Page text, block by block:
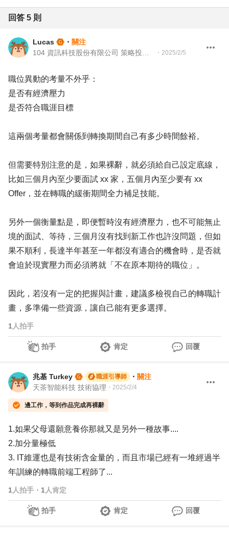
回答 5 則
Lucas ・ 關注
・ 2025/2/5
職位異動的考量不外乎：
是否有經濟壓力
是否符合職涯目標
這兩個考量都會關係到轉換期間自己有多少時間餘裕。
但需要特別注意的是，如果裸辭，就必須給自己設定底線，
比如三個月內至少要面試 xx 家，五個月內至少要有 xx
Offer，並在轉職的緩衝期間全力補足技能。
另外一個衡量點是，即便暫時沒有經濟壓力，也不可能無止
境的面試、等待，三個月沒有找到新工作也許沒問題，但如
果不順利，長達半年甚至一年都沒有適合的機會時，是否就
會迫於現實壓力而必須將就「不在原本期待的職位」。
因此，若沒有一定的把握與計畫，建議多檢視自己的轉職計
畫，多準備一些資源，讓自己能有更多選擇。
1 人拍手
拍手 肯定 回覆
兆基 Turkey 職涯引導師 ・ 關注
天茶智能科技 技術協理 ・ 2025/2/4
邊工作，等到作品完成再裸辭
1.如果父母還願意養你那就又是另外一種故事....
2.加分量極低
3. IT維運也是有技術含金量的，而且市場已經有一堆經過半
年訓練的轉職前端工程師了...
1 人拍手 ・ 1 人肯定
拍手 肯定 回覆